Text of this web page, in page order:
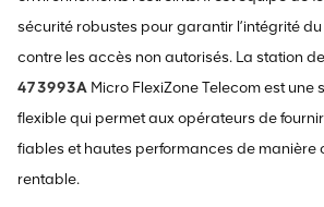
sécurité robustes pour garantir l’intégrité
contre les accès non autorisés. La station
473993A Micro FlexiZone Telecom est une
flexible qui permet aux opérateurs de
fiables et hautes performances de manière
rentable.